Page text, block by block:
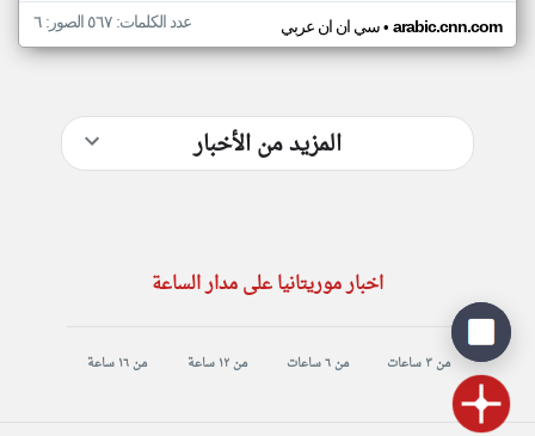
سي ان ان عربي• arabic.cnn.com عدد الكلمات: ٥٦٧ الصور: ٦
المزيد من الأخبار
اخبار موريتانيا على مدار الساعة
من ٣ ساعات من ٦ ساعات من ١٢ ساعة من ١٦ ساعة